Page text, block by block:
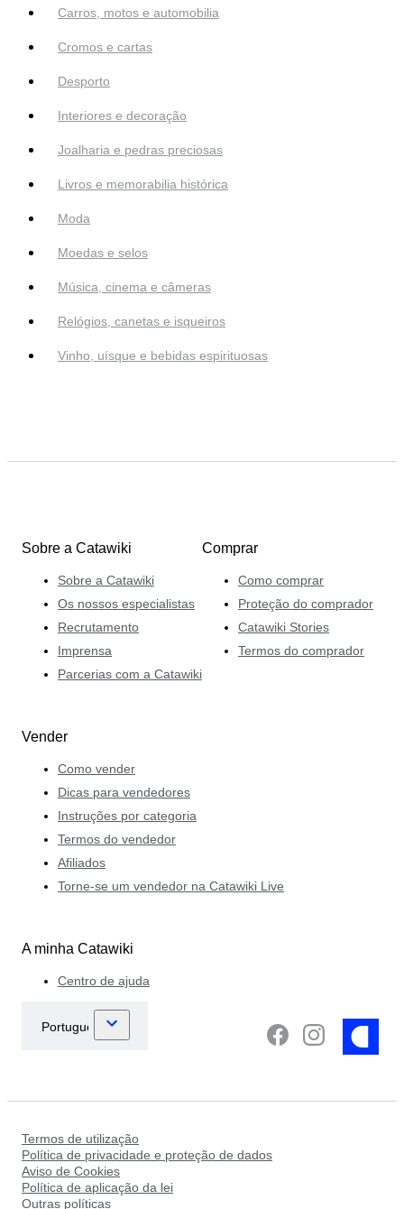
Carros, motos e automobilia
Cromos e cartas
Desporto
Interiores e decoração
Joalharia e pedras preciosas
Livros e memorabilia histórica
Moda
Moedas e selos
Música, cinema e câmeras
Relógios, canetas e isqueiros
Vinho, uísque e bebidas espirituosas
Sobre a Catawiki
Sobre a Catawiki
Os nossos especialistas
Recrutamento
Imprensa
Parcerias com a Catawiki
Comprar
Como comprar
Proteção do comprador
Catawiki Stories
Termos do comprador
Vender
Como vender
Dicas para vendedores
Instruções por categoria
Termos do vendedor
Afiliados
Torne-se um vendedor na Catawiki Live
A minha Catawiki
Centro de ajuda
Termos de utilização
Política de privacidade e proteção de dados
Aviso de Cookies
Política de aplicação da lei
Outras políticas